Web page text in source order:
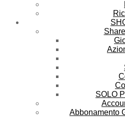
SOLO
Abbonamento